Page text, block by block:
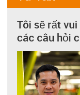
Tôi sẽ rất
các câu hỏi